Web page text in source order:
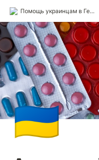
Помощь украинцам в Германии
🇺🇦